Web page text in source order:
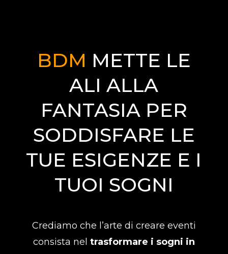
BDM METTE LE
ALI ALLA
FANTASIA PER
SODDISFARE LE
TUE ESIGENZE E I
TUOI SOGNI
Crediamo che l’arte di creare eventi
consista nel trasformare i sogni in